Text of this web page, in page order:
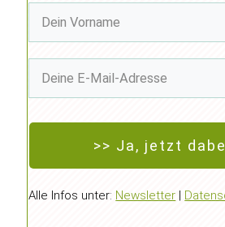
>> Ja, jetzt
Alle Infos unter: Newsletter